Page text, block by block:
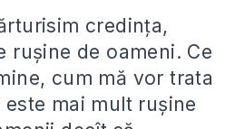
credința,
rușine de oameni. Ce
cum mă vor trata
mai mult rușine